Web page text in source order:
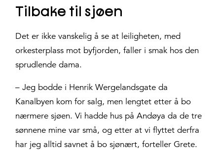
Tilbake til sjøen
Det er ikke vanskelig å se at leiligheten, med
orkesterplass mot byfjorden, faller i smak hos den
sprudlende dama.
– Jeg bodde i Henrik Wergelandsgate da
Kanalbyen kom for salg, men lengtet etter å bo
nærmere sjøen. Vi hadde hus på Andøya da de tre
sønnene mine var små, og etter at vi flyttet derfra
har jeg alltid savnet å bo sjønært, forteller Grete.